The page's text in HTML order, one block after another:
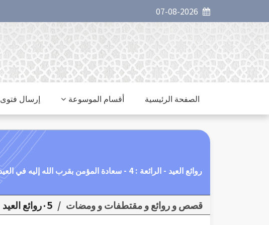
الصفحة الرئيسية أقسام الموسوعة إرسال فتوى
روائع العيد - الرائعة : 4 - سعادة المؤمن بقرب الله إليه في العيد
قصص و روائع و مقتطفات و ومضات / ٠5روائع العيد